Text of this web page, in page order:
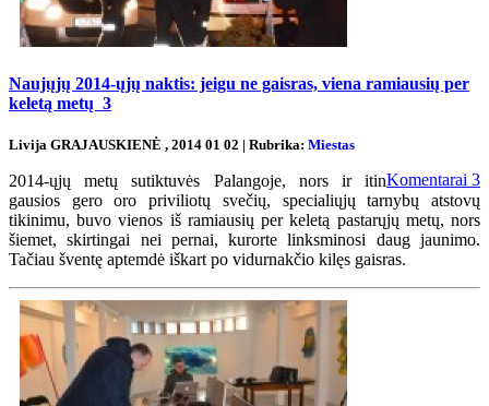
Naujųjų 2014-ųjų naktis: jeigu ne gaisras, viena ramiausių per
keletą metų 3
Livija GRAJAUSKIENĖ , 2014 01 02 | Rubrika: Miestas
Komentarai 3
2014-ųjų metų sutiktuvės Palangoje, nors ir itin
gausios gero oro priviliotų svečių, specialiųjų tarnybų atstovų
tikinimu, buvo vienos iš ramiausių per keletą pastarųjų metų, nors
šiemet, skirtingai nei pernai, kurorte linksminosi daug jaunimo.
Tačiau šventę aptemdė iškart po vidurnakčio kilęs gaisras.